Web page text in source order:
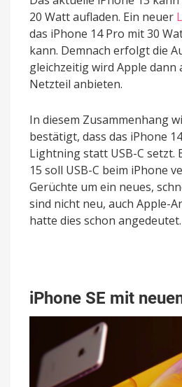
20 Watt aufladen. Ein neuer
das iPhone 14 Pro mit 30
kann. Demnach erfolgt die
gleichzeitig wird Apple dann
Netzteil anbieten.
In diesem Zusammenhang
bestätigt, dass das iPhone
Lightning statt USB-C setzt.
15 soll USB-C beim iPhone
Gerüchte um ein neues,
sind nicht neu, auch Apple-
hatte dies schon angedeutet.
iPhone SE mit